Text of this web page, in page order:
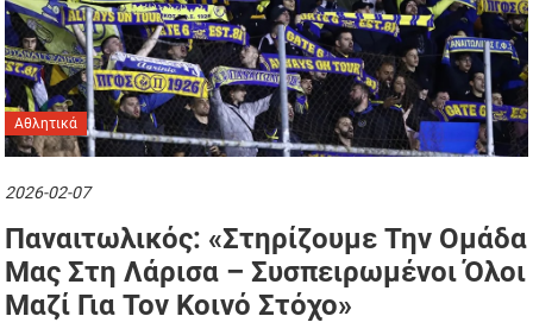
Αθλητικά
2026-02-07
Παναιτωλικός: «Στηρίζουμε Την Ομάδα
Μας Στη Λάρισα – Συσπειρωμένοι Όλοι
Μαζί Για Τον Κοινό Στόχο»